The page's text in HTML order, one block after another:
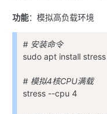
功能：模拟高负载环境
# 安装命令
sudo apt install
# 模拟4核CPU满载
stress --cpu 4